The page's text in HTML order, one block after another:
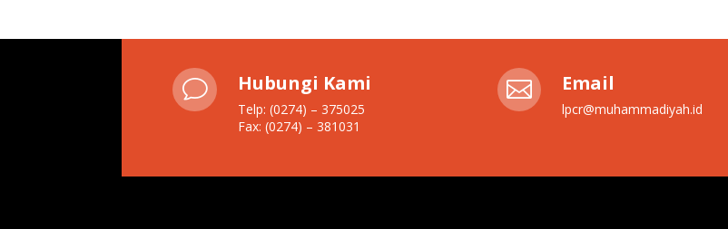
v Hubungi Kami
Telp: (0274) – 375025
Fax: (0274) – 381031
 Email
lpcr@muhammadiyah.id